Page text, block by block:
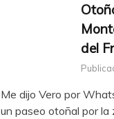
del
Me dijo Vero por
un paseo otoñal por la